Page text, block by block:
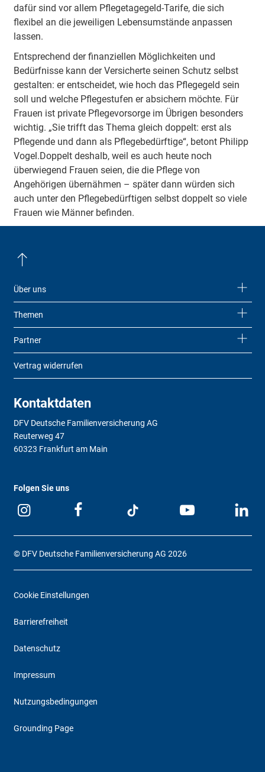
dafür sind vor allem Pflegetagegeld-Tarife, die sich
flexibel an die jeweiligen Lebensumstände anpassen
lassen.
Entsprechend der finanziellen Möglichkeiten und
Bedürfnisse kann der Versicherte seinen Schutz selbst
gestalten: er entscheidet, wie hoch das Pflegegeld sein
soll und welche Pflegestufen er absichern möchte. Für
Frauen ist private Pflegevorsorge im Übrigen besonders
wichtig. „Sie trifft das Thema gleich doppelt: erst als
Pflegende und dann als Pflegebedürftige“, betont Philipp
Vogel.Doppelt deshalb, weil es auch heute noch
überwiegend Frauen seien, die die Pflege von
Angehörigen übernähmen – später dann würden sich
auch unter den Pflegebedürftigen selbst doppelt so viele
Frauen wie Männer befinden.
Über uns
Themen
Partner
Vertrag widerrufen
Kontaktdaten
DFV Deutsche Familienversicherung AG
Reuterweg 47
60323 Frankfurt am Main
Folgen Sie uns
© DFV Deutsche Familienversicherung AG 2026
Cookie Einstellungen
Barrierefreiheit
Datenschutz
Impressum
Nutzungsbedingungen
Grounding Page